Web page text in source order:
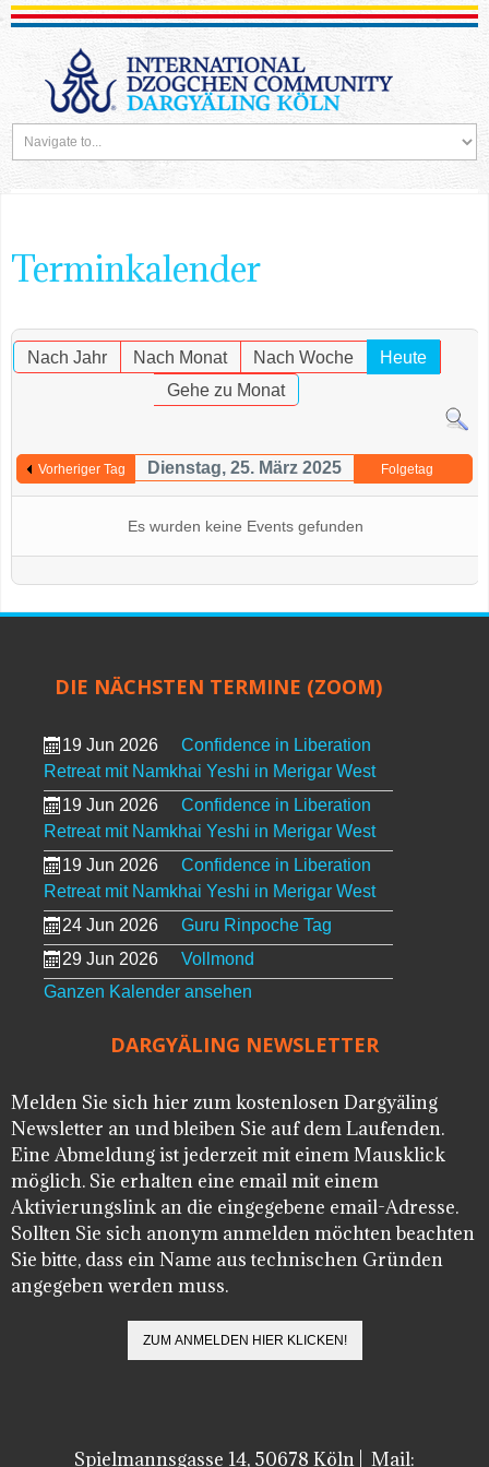
Terminkalender
Nach Jahr Nach Monat Nach Woche
Heute
Gehe zu Monat
Vorheriger Tag Dienstag, 25. März 2025 Folgetag
Es wurden keine Events gefunden
DIE NÄCHSTEN TERMINE (ZOOM)
19 Jun 2026
Confidence in Liberation
Retreat mit Namkhai Yeshi in Merigar West
19 Jun 2026
Confidence in Liberation
Retreat mit Namkhai Yeshi in Merigar West
19 Jun 2026
Confidence in Liberation
Retreat mit Namkhai Yeshi in Merigar West
24 Jun 2026
Guru Rinpoche Tag
29 Jun 2026
Vollmond
Ganzen Kalender ansehen
DARGYÄLING NEWSLETTER
Melden Sie sich hier zum kostenlosen Dargyäling
Newsletter an und bleiben Sie auf dem Laufenden.
Eine Abmeldung ist jederzeit mit einem Mausklick
möglich. Sie erhalten eine email mit einem
Aktivierungslink an die eingegebene email-Adresse.
Sollten Sie sich anonym anmelden möchten beachten
Sie bitte, dass ein Name aus technischen Gründen
angegeben werden muss.
Spielmannsgasse 14, 50678 Köln | Mail: